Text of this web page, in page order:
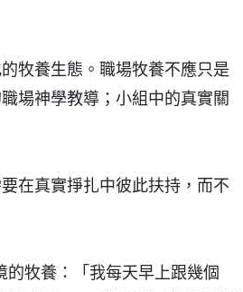
牧養生態。職場牧養不應只是
場神學教導；小組中的真實關
在真實掙扎中彼此扶持，而不
牧養：「我每天早上跟幾個